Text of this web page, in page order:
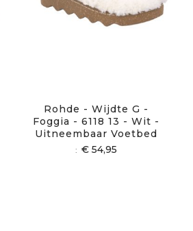
Rohde - Wijdte G -
Foggia - 6118 13 - Wit -
Uitneembaar Voetbed
€ 54,95